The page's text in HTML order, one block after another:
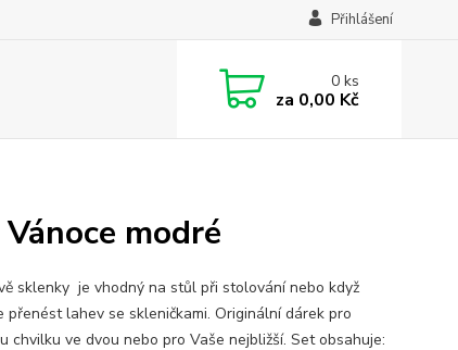
Přihlášení
0ks
za 0,00 Kč
modré
sklenky je vhodný na stůl při stolování nebo když
přenést lahev se skleničkami. Originální dárek pro
chvilku ve dvou nebo pro Vaše nejbližší. Set obsahuje: